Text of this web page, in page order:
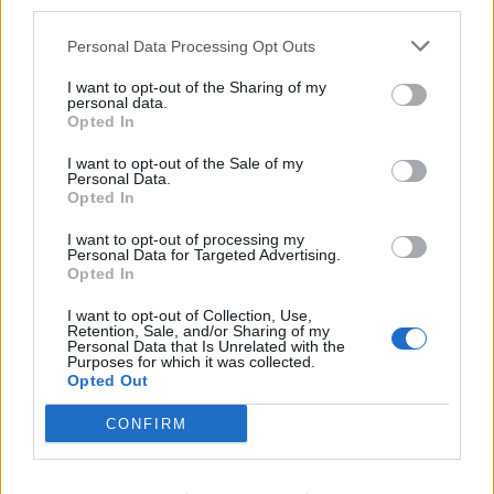
Personal Data Processing Opt Outs
I want to opt-out of the Sharing of my
personal data.
Opted In
I want to opt-out of the Sale of my
Personal Data.
Opted In
I want to opt-out of processing my
Personal Data for Targeted Advertising.
Opted In
I want to opt-out of Collection, Use,
Retention, Sale, and/or Sharing of my
Personal Data that Is Unrelated with the
Purposes for which it was collected.
Opted Out
CONFIRM
Į daugiabučio statybas
kaime investuojantis
FNTT įšaldė „Mere“
Auto
Primena, ką būtina žinoti
Kinijos gamintojai veržiasi